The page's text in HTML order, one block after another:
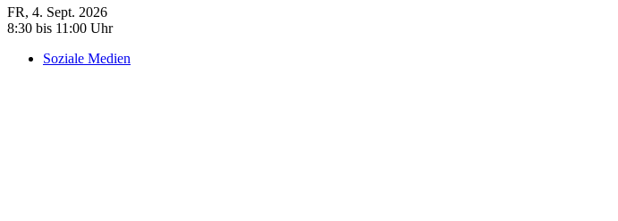
FR, 4. Sept. 2026
8:30 bis 11:00 Uhr
Soziale Medien